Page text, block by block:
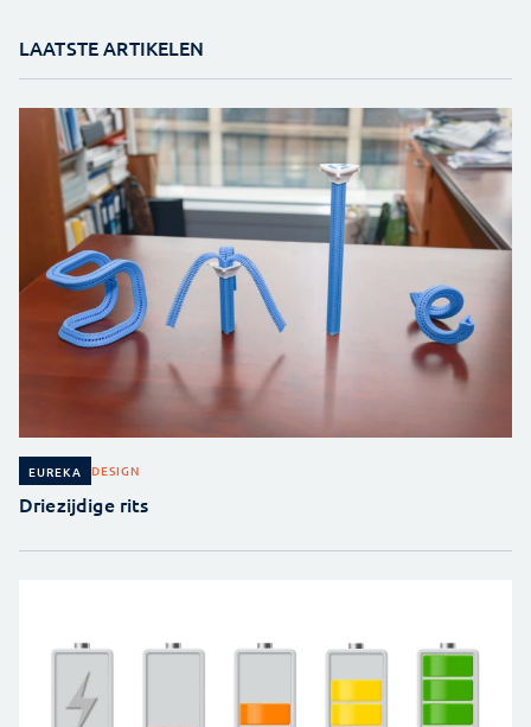
LAATSTE ARTIKELEN
EUREKA DESIGN
Driezijdige rits